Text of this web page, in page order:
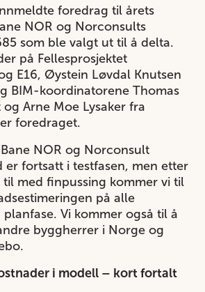
foredrag til årets
NOR og Norconsults
som ble valgt ut til å delta.
på Fellesprosjektet
E16, Øystein Løvdal Knutsen
BIM-koordinatorene Thomas
Arne Moe Lysaker fra
foredraget.
NOR og Norconsult
er fortsatt i testfasen, men etter
med finpussing kommer vi til
på alle
Vi kommer også til å
byggherrer i Norge og
i modell – kort fortalt